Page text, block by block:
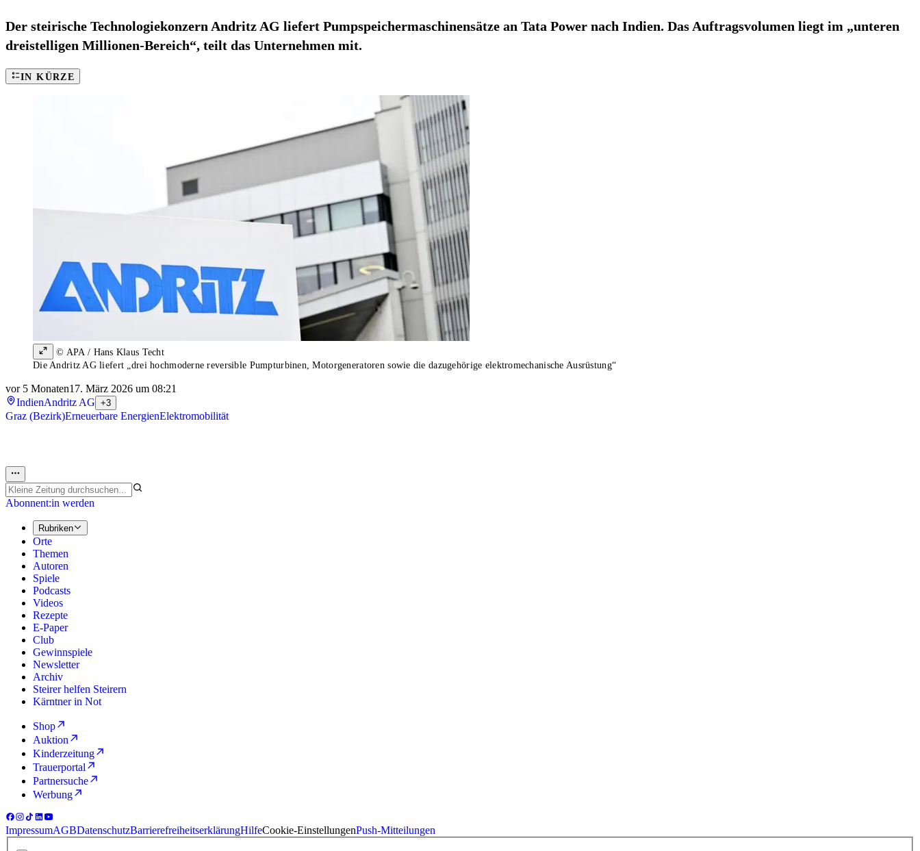
Der steirische Technologiekonzern Andritz AG liefert Pumpspeichermaschinensätze an Tata Power nach Indien. Das Auftragsvolumen liegt im „unteren
dreistelligen Millionen-Bereich“, teilt das Unternehmen mit.
IN KÜRZE
© APA / Hans Klaus Techt
Die Andritz AG liefert „drei hochmoderne reversible Pumpturbinen, Motorgeneratoren sowie die dazugehörige elektromechanische Ausrüstung“
vor 5 Monaten17. März 2026 um 08:21
IndienAndritz AG +3
Graz (Bezirk)Erneuerbare EnergienElektromobilität
Abonnent:in werden
Rubriken
Orte
Themen
Autoren
Spiele
Podcasts
Videos
Rezepte
E-Paper
Club
Gewinnspiele
Newsletter
Archiv
Steirer helfen Steirern
Kärntner in Not
Shop
Auktion
Kinderzeitung
Trauerportal
Partnersuche
Werbung
ImpressumAGBDatenschutzBarrierefreiheitserklärungHilfeCookie-EinstellungenPush-Mitteilungen